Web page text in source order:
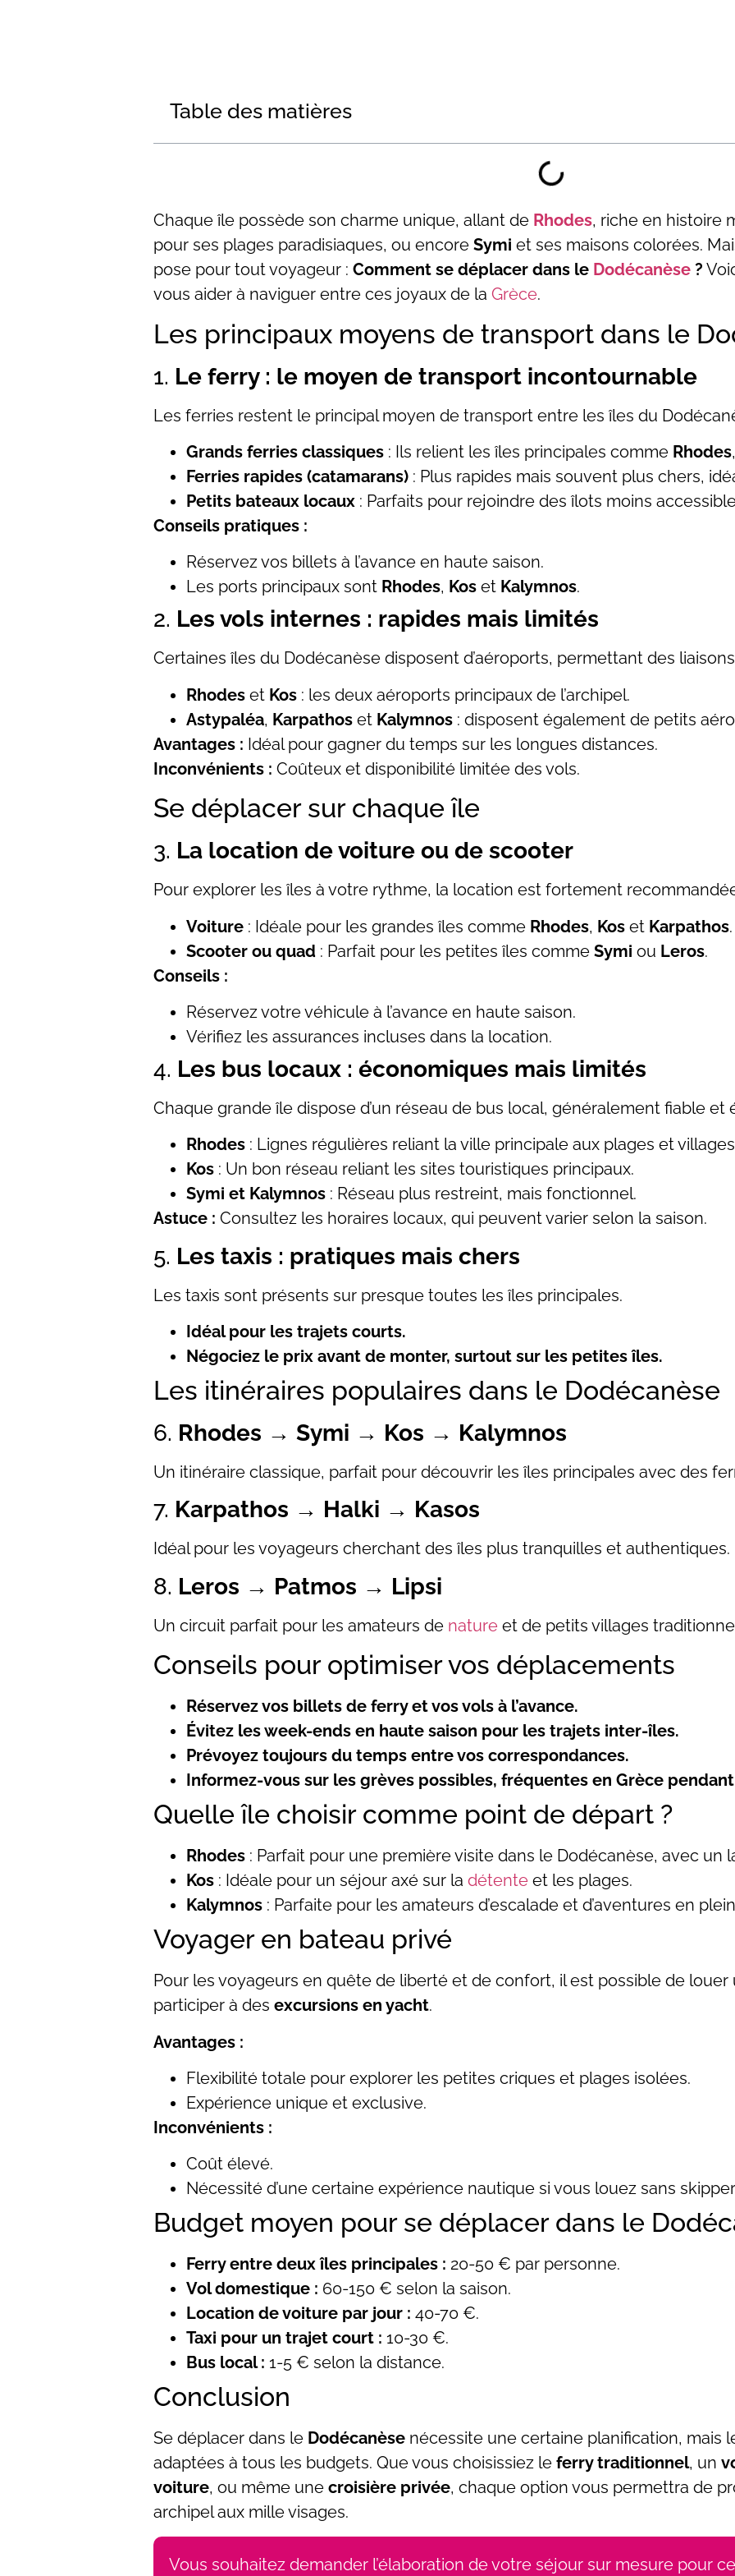
Table des matières
Chaque île possède son charme unique, allant de Rhodes, riche en histoire
pour ses plages paradisiaques, ou encore Symi et ses maisons colorées.
pose pour tout voyageur : Comment se déplacer dans le Dodécanèse ?
vous aider à naviguer entre ces joyaux de la Grèce.
Les principaux moyens de transport dans le
1. Le ferry : le moyen de transport incontournable
Les ferries restent le principal moyen de transport entre les îles du
Grands ferries classiques : Ils relient les îles principales comme Rhodes
Ferries rapides (catamarans) : Plus rapides mais souvent plus chers,
Petits bateaux locaux : Parfaits pour rejoindre des îlots moins
Conseils pratiques :
Réservez vos billets à l’avance en haute saison.
Les ports principaux sont Rhodes, Kos et Kalymnos.
2. Les vols internes : rapides mais limités
Certaines îles du Dodécanèse disposent d’aéroports, permettant des
Rhodes et Kos : les deux aéroports principaux de l’archipel.
Astypaléa, Karpathos et Kalymnos : disposent également de petits
Avantages : Idéal pour gagner du temps sur les longues distances.
Inconvénients : Coûteux et disponibilité limitée des vols.
Se déplacer sur chaque île
3. La location de voiture ou de scooter
Pour explorer les îles à votre rythme, la location est fortement
Voiture : Idéale pour les grandes îles comme Rhodes, Kos et Karpathos.
Scooter ou quad : Parfait pour les petites îles comme Symi ou Leros.
Conseils :
Réservez votre véhicule à l’avance en haute saison.
Vérifiez les assurances incluses dans la location.
4. Les bus locaux : économiques mais limités
Chaque grande île dispose d’un réseau de bus local, généralement fiable et
Rhodes : Lignes régulières reliant la ville principale aux plages et
Kos : Un bon réseau reliant les sites touristiques principaux.
Symi et Kalymnos : Réseau plus restreint, mais fonctionnel.
Astuce : Consultez les horaires locaux, qui peuvent varier selon la saison.
5. Les taxis : pratiques mais chers
Les taxis sont présents sur presque toutes les îles principales.
Idéal pour les trajets courts.
Négociez le prix avant de monter, surtout sur les petites îles.
Les itinéraires populaires dans le Dodécanèse
6. Rhodes → Symi → Kos → Kalymnos
Un itinéraire classique, parfait pour découvrir les îles principales avec des
7. Karpathos → Halki → Kasos
Idéal pour les voyageurs cherchant des îles plus tranquilles et authentiques.
8. Leros → Patmos → Lipsi
Un circuit parfait pour les amateurs de nature et de petits villages
Conseils pour optimiser vos déplacements
Réservez vos billets de ferry et vos vols à l’avance.
Évitez les week-ends en haute saison pour les trajets inter-îles.
Prévoyez toujours du temps entre vos correspondances.
Informez-vous sur les grèves possibles, fréquentes en Grèce pendant
Quelle île choisir comme point de départ ?
Rhodes : Parfait pour une première visite dans le Dodécanèse, avec un
Kos : Idéale pour un séjour axé sur la détente et les plages.
Kalymnos : Parfaite pour les amateurs d’escalade et d’aventures en
Voyager en bateau privé
Pour les voyageurs en quête de liberté et de confort, il est possible de
participer à des excursions en yacht.
Avantages :
Flexibilité totale pour explorer les petites criques et plages isolées.
Expérience unique et exclusive.
Inconvénients :
Coût élevé.
Nécessité d’une certaine expérience nautique si vous louez sans
Budget moyen pour se déplacer dans le
Ferry entre deux îles principales : 20-50 € par personne.
Vol domestique : 60-150 € selon la saison.
Location de voiture par jour : 40-70 €.
Taxi pour un trajet court : 10-30 €.
Bus local : 1-5 € selon la distance.
Conclusion
Se déplacer dans le Dodécanèse nécessite une certaine planification, mais
adaptées à tous les budgets. Que vous choisissiez le ferry traditionnel, un
voiture, ou même une croisière privée, chaque option vous permettra de
archipel aux mille visages.
Vous souhaitez demander l’élaboration de votre séjour sur mesure pour